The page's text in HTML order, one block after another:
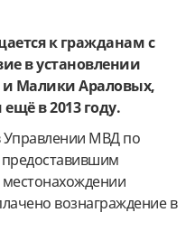
к гражданам с
в установлении
Малики Араловых,
в 2013 году.
Управлении МВД по
вознаграждение в